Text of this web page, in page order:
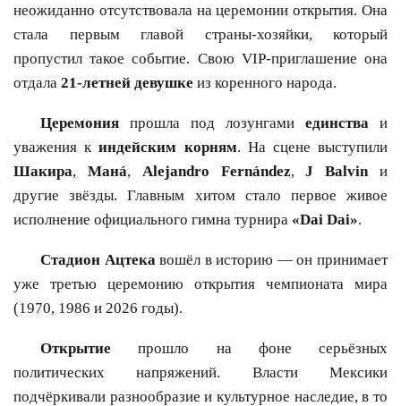
неожиданно отсутствовала на церемонии открытия. Она
стала первым главой страны-хозяйки, который
пропустил такое событие. Свою VIP-приглашение она
отдала 21-летней девушке из коренного народа.
Церемония прошла под лозунгами единства и
уважения киндейским корням. На сцене выступили
Шакира, Манá, Аlejandro Fernández,J Balvin и
другие звёзды. Главным хитом стало первое живое
исполнение официального гимна турнира «Dai Dai».
Стадион Ацтека вошёл в историю — он принимает
уже третью церемонию открытия чемпионата мира
(1970, 1986 и 2026 годы).
Открытие прошло на фоне серьёзных
политических напряжений. Власти Мексики
подчёркивали разнообразие и культурное наследие, в то